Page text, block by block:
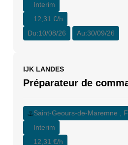
Interim
12,31 €/h
Du:10/08/26 Au:30/09/26
IJK LANDES
Préparateur de
Saint-Geours-de-Maremne ,
Interim
12,31 €/h